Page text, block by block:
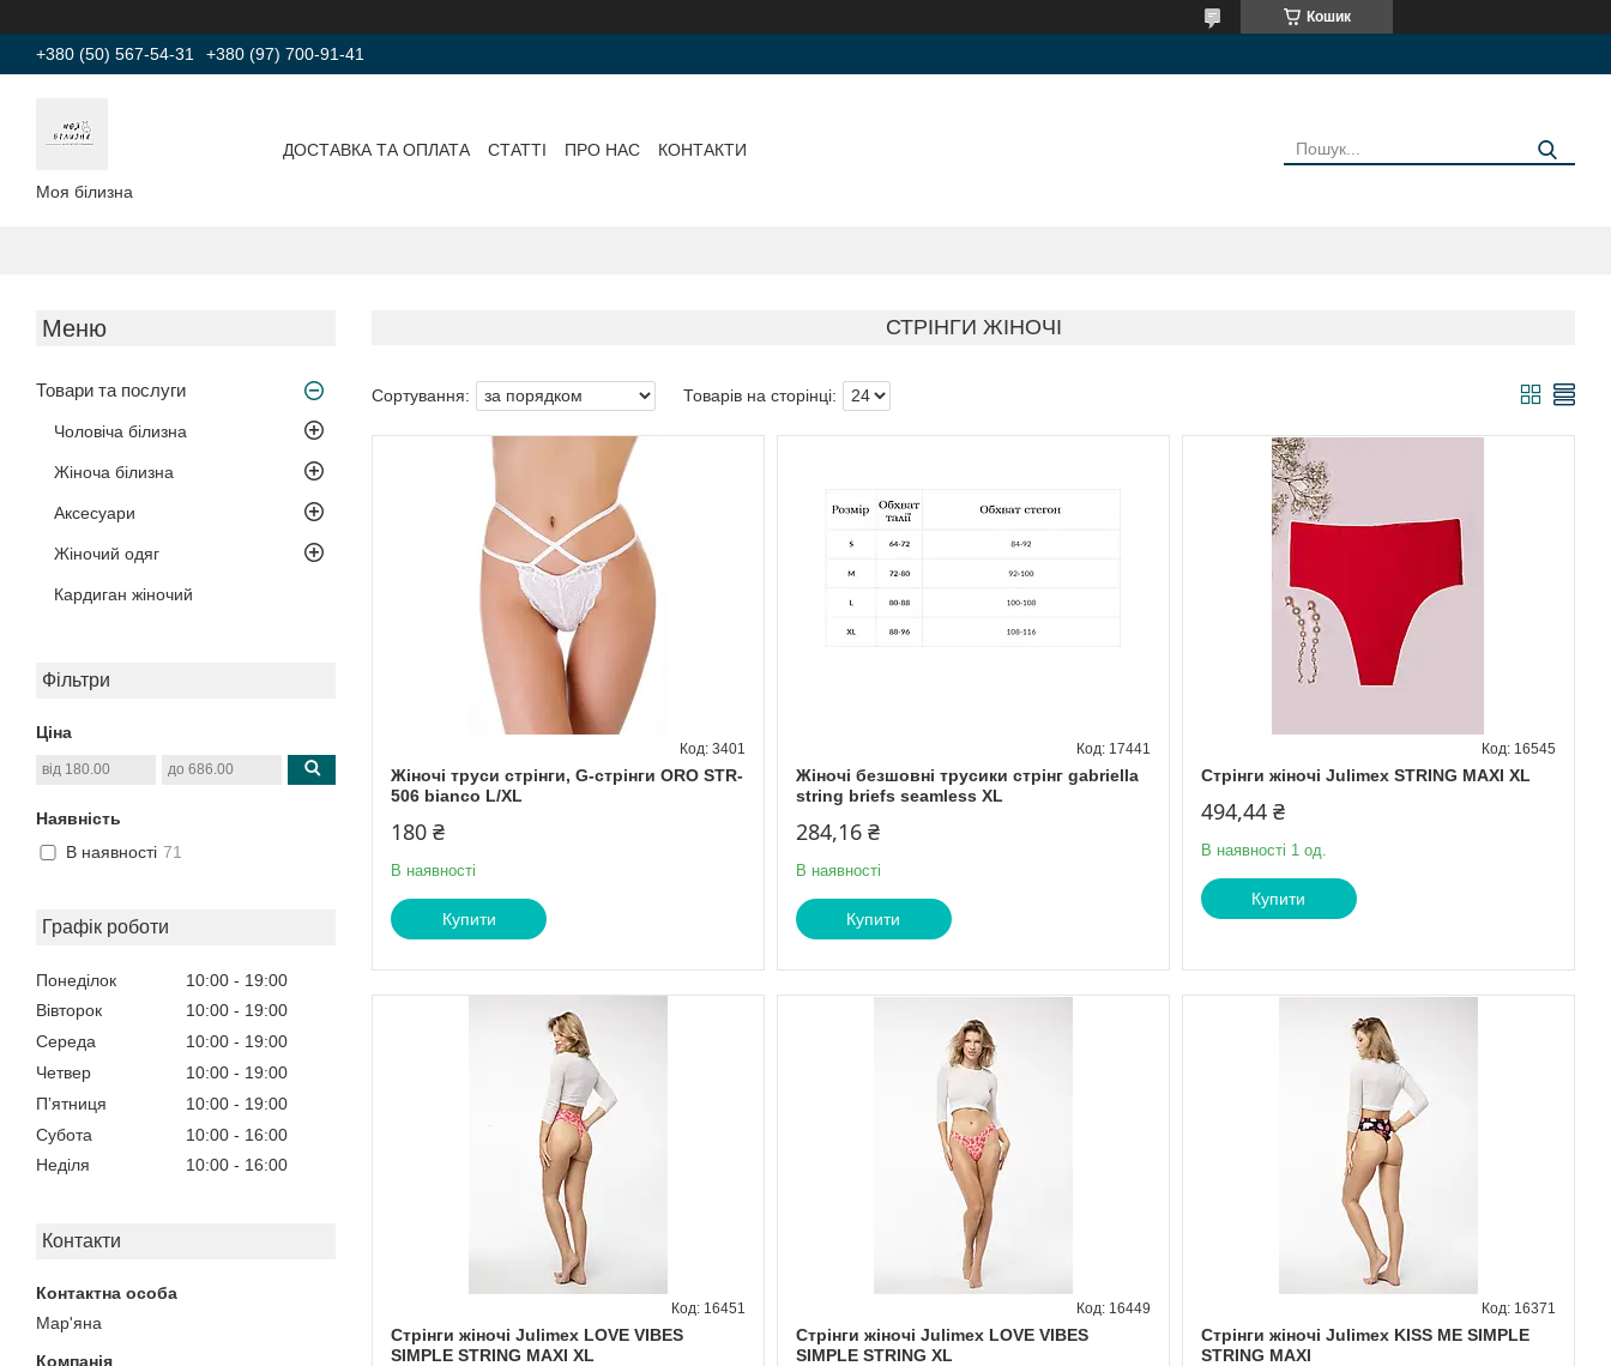
Кошик
+380 (50) 567-54-31 +380 (97) 700-91-41
Моя білизна
ДОСТАВКА ТА ОПЛАТА СТАТТІ ПРО НАС КОНТАКТИ
Товари та послуги
Чоловіча білизна
Жіноча білизна
Аксесуари
Жіночий одяг
Кардиган жіночий
Фільтри
Ціна
Наявність
В наявності 71
Графік роботи
Понеділок 10:00
19:00
Вівторок
10:00
19:00
Середа
10:00
19:00
Четвер
10:00
19:00
Пʼятниця
10:00
19:00
Субота
10:00
16:00
Неділя
10:00 16:00
Контакти
Мар'яна
СТРІНГИ ЖІНОЧІ
Жіночі труси стрінги, G-стрінги ORO STR-
506 bianco L/XL
3401
180 ₴
В наявності
Купити
Жіночі безшовні трусики стрінг gabriella
string briefs seamless XL
17441
284,16 ₴
В наявності
Купити
Стрінги жіночі Julimex STRING MAXI XL
16545
494,44 ₴
В наявності 1 од.
Купити
Стрінги жіночі Julimex LOVE VIBES
SIMPLE STRING MAXI XL
16451
Стрінги жіночі Julimex LOVE VIBES
SIMPLE STRING XL
16449
Стрінги жіночі Julimex KISS ME SIMPLE
STRING MAXI
16371